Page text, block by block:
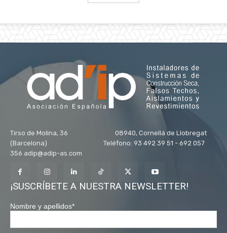
Tirso de Molina, 36 08940, Cornellá de Llobregat
(Barcelona) Teléfono: 93 492 39 51 - 692 057
356 adip@adip-as.com
¡SUSCRÍBETE A NUESTRA NEWSLETTER!
Nombre y apellidos*